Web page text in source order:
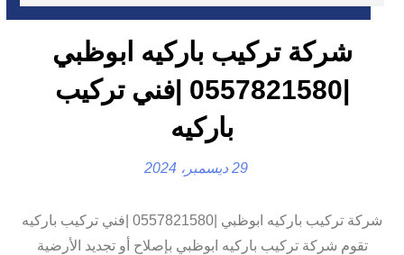
شركة تركيب باركيه ابوظبي
|0557821580 |فني تركيب
باركيه
29 ديسمبر، 2024
شركة تركيب باركيه ابوظبي |0557821580 |فني تركيب باركيه
تقوم شركة تركيب باركيه ابوظبي بإصلاح أو تجديد الأرضية